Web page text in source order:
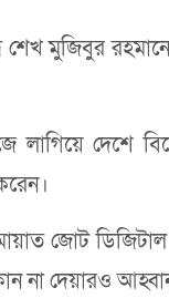
মুজিবুর
লাগিয়ে দেশে
জোট ডিজিটাল
না দেয়ারও